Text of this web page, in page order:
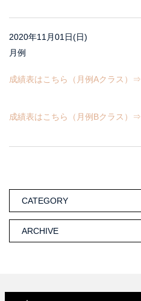
2020年11月01日(日)
月例
成績表はこちら（月例Aクラス）⇒
成績表はこちら（月例Bクラス）⇒
CATEGORY
ARCHIVE